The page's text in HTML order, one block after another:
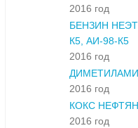
2016 год
БЕНЗИН
К5, АИ-98-К5
2016 год
2016 год
КОКС
2016 год